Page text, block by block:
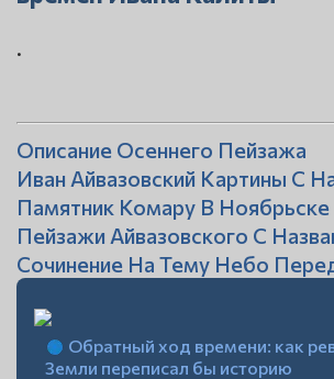
.
Описание Осеннего Пейзажа
Иван Айвазовский Картины С
Памятник Комару В Ноябрьске
Пейзажи Айвазовского С
Сочинение На Тему Небо
Обратный ход времени: как
Земли переписал бы историю